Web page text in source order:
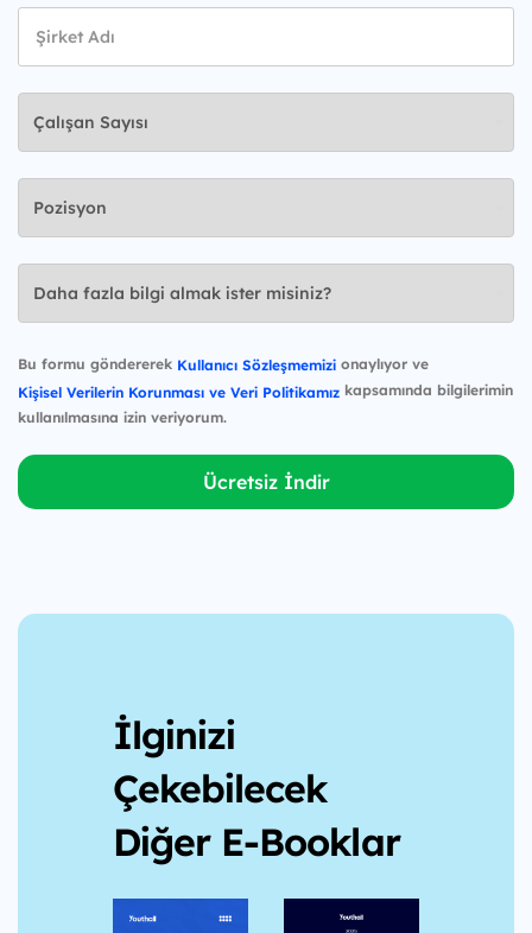
Bu formu göndererek Kullanıcı Sözleşmemizi onaylıyor ve
Kişisel Verilerin Korunması ve Veri Politikamız kapsamında bilgilerimin
kullanılmasına izin veriyorum.
Ücretsiz İndir
İlginizi
Çekebilecek
Diğer E-Booklar